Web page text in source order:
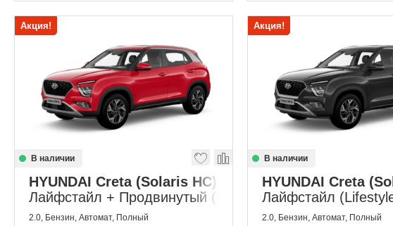
Акция!
В наличии
HYUNDAI Creta (Solaris HC)
Лайфстайл + Продвинутый (Lifestyle + Advanced)
2.0, Бензин, Автомат, Полный
Акция!
В наличии
HYUNDAI Creta
Лайфстайл
2.0, Бензин, Автомат, Полный